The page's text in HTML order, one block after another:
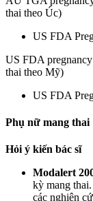
thai theo Úc)
US FDA
US FDA
thai theo Mỹ)
US FDA
Phụ nữ mang thai
Hỏi ý kiến bác sĩ
Modalert
kỳ mang
các nghiên